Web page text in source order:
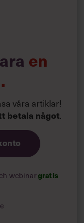
det största hotet är
Så länge de gör
är vd på
det folk där?’«
varor och lägg dig
ord. Ta flera
intressant för
konkret.
en
våra artiklar!
betala något.
webinargratis